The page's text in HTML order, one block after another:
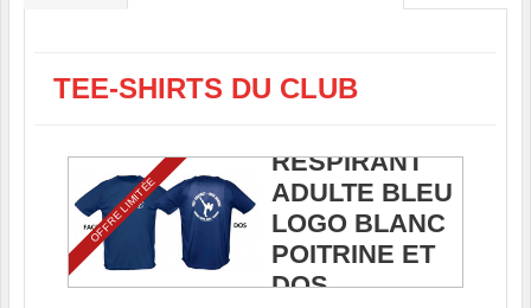
TEE-SHIRTS DU CLUB
RESPIRANT
ADULTE BLEU
LOGO BLANC
POITRINE ET
DOS
OFFRE LIMITÉE